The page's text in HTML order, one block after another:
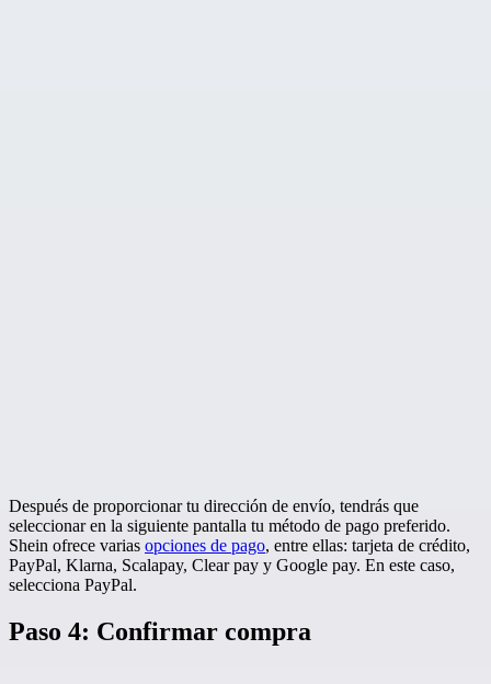
Después de proporcionar tu dirección de envío, tendrás que
seleccionar en la siguiente pantalla tu método de pago preferido.
Shein ofrece varias opciones de pago, entre ellas: tarjeta de crédito,
PayPal, Klarna, Scalapay, Clear pay y Google pay. En este caso,
selecciona PayPal.
Paso 4: Confirmar compra